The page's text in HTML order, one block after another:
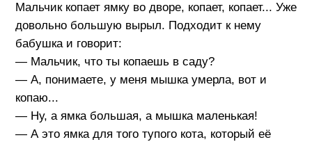
Мальчик копает ямку во дворе, копает, копает... Уже
довольно большую вырыл. Подходит к нему
бабушка и говорит:
— Мальчик, что ты копаешь в саду?
— А, понимаете, у меня мышка умерла, вот и
копаю...
— Ну, а ямка большая, а мышка маленькая!
— А это ямка для того тупого кота, который её